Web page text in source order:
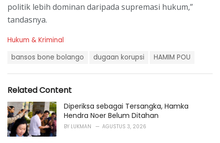
politik lebih dominan daripada supremasi hukum,”
tandasnya.
C
r
i
e
s
:
Hukum & Kriminal
:
bansos bone bolango dugaan korupsi HAMIM POU
Related Content
Diperiksa sebagai Tersangka, Hamka
Hendra Noer Belum Ditahan
BY LUKMAN AGUSTUS 3, 2026